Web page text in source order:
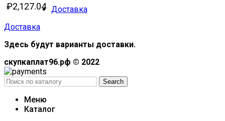
₽2,127.04 Доставка
Доставка
Здесь будут варианты доставки.
скупкаплат96.рф © 2022
Search
Меню
Каталог